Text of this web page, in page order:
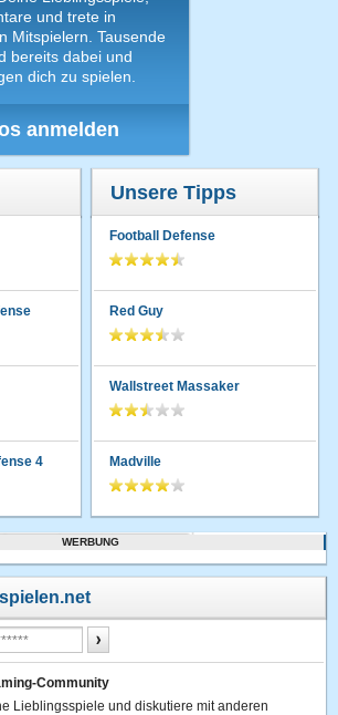
und trete in
Mitspielern. Tausende
bereits dabei und
dich zu spielen.
anmelden
4
Unsere Tipps
Football Defense
Red Guy
Wallstreet Massaker
Madville
WERBUNG
Community
Lieblingsspiele und diskutiere mit anderen